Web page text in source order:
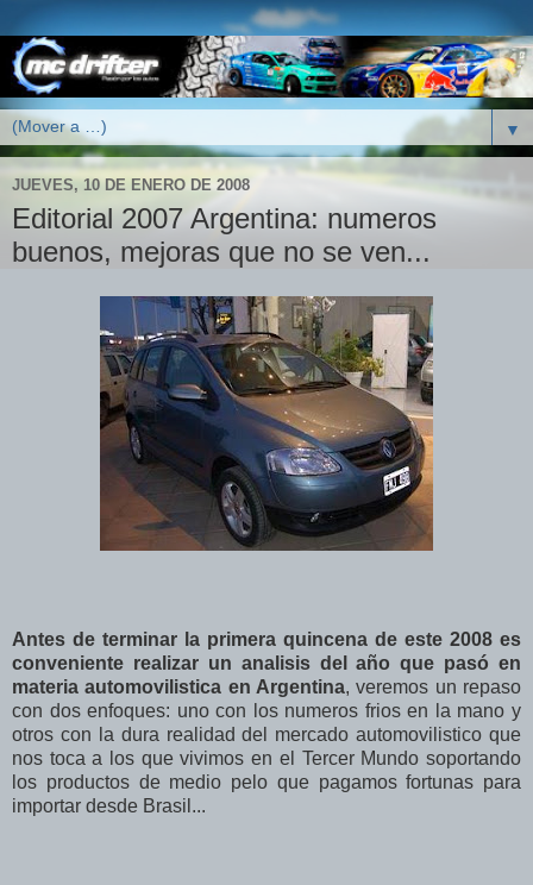
▼
JUEVES, 10 DE ENERO DE 2008
Editorial 2007 Argentina: numeros
buenos, mejoras que no se ven...
Antes de terminar la primera quincena de este 2008 es
conveniente realizar un analisis del año que pasó en
materia automovilistica en Argentina, veremos un repaso
con dos enfoques: uno con los numeros frios en la mano y
otros con la dura realidad del mercado automovilistico que
nos toca a los que vivimos en el Tercer Mundo soportando
los productos de medio pelo que pagamos fortunas para
importar desde Brasil...